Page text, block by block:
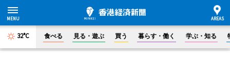
32°C 食べる 見る・遊ぶ 買う 暮らす・働く 学ぶ・知る